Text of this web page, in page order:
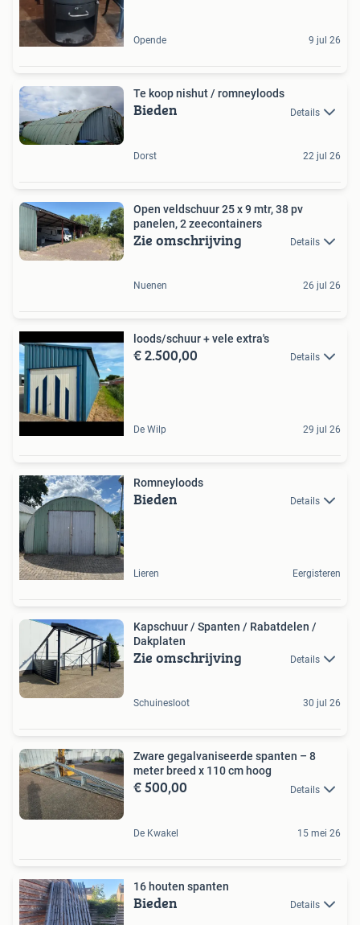
Opende 9 jul 26
Te koop nishut / romneyloods
Bieden Details
Dorst 22 jul 26
Open veldschuur 25 x 9 mtr, 38 pv
panelen, 2 zeecontainers
Zie omschrijving Details
Nuenen 26 jul 26
loods/schuur + vele extra's
€ 2.500,00 Details
De Wilp 29 jul 26
Romneyloods
Bieden Details
Lieren Eergisteren
Kapschuur / Spanten / Rabatdelen /
Dakplaten
Zie omschrijving Details
Schuinesloot 30 jul 26
Zware gegalvaniseerde spanten – 8
meter breed x 110 cm hoog
€ 500,00 Details
De Kwakel 15 mei 26
16 houten spanten
Bieden Details